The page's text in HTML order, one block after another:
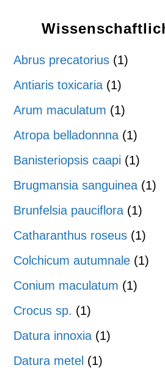
Abrus precatorius (1)
Antiaris toxicaria (1)
Arum maculatum (1)
Atropa belladonnna (1)
Banisteriopsis caapi (1)
Brugmansia sanguinea (1)
Brunfelsia pauciflora (1)
Catharanthus roseus (1)
Colchicum autumnale (1)
Conium maculatum (1)
Crocus sp. (1)
Datura innoxia (1)
Datura metel (1)